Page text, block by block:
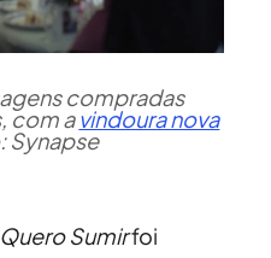
compradas
com avindoura nova
Synapse
Sumirfoi